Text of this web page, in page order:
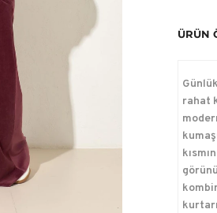
ÜRÜN
rahat